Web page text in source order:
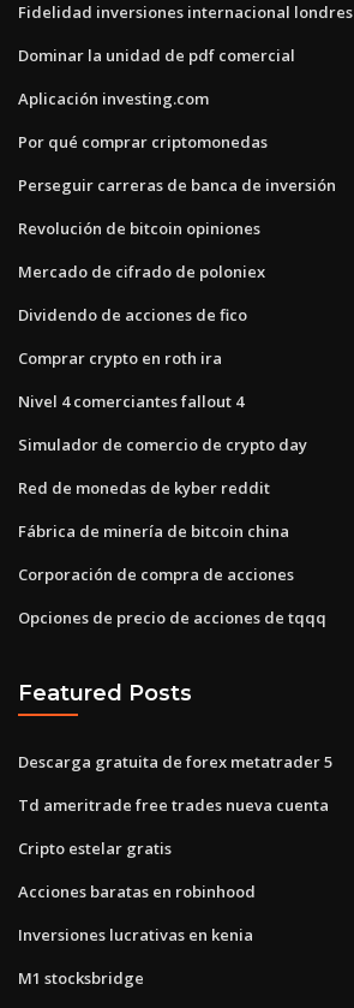
Fidelidad inversiones internacional londres
Dominar la unidad de pdf comercial
Aplicación investing.com
Por qué comprar criptomonedas
Perseguir carreras de banca de inversión
Revolución de bitcoin opiniones
Mercado de cifrado de poloniex
Dividendo de acciones de fico
Comprar crypto en roth ira
Nivel 4 comerciantes fallout 4
Simulador de comercio de crypto day
Red de monedas de kyber reddit
Fábrica de minería de bitcoin china
Corporación de compra de acciones
Opciones de precio de acciones de tqqq
Featured Posts
Descarga gratuita de forex metatrader 5
Td ameritrade free trades nueva cuenta
Cripto estelar gratis
Acciones baratas en robinhood
Inversiones lucrativas en kenia
M1 stocksbridge